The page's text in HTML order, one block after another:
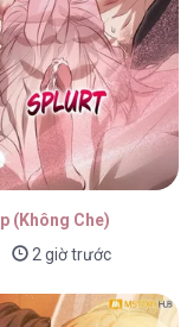
LAI [...] – Chap 41
TƯƠNG LAI [...] – Chap 40
LAI [...] – Chap 39
(Không Che)
2 giờ trước